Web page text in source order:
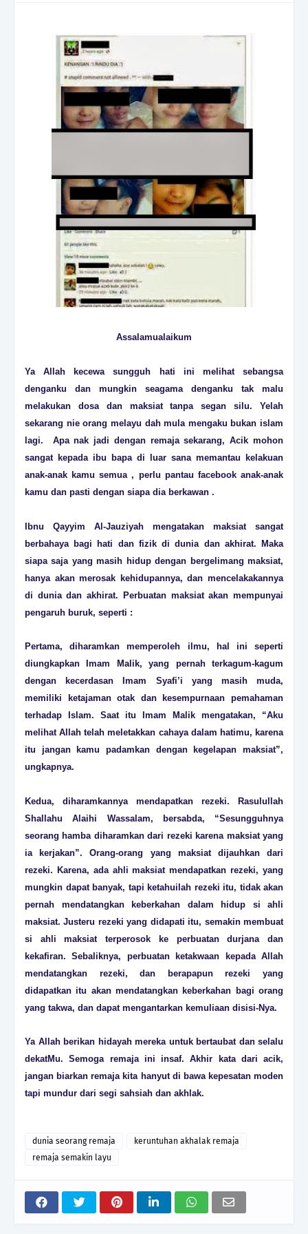
Assalamualaikum
Ya Allah kecewa sungguh hati ini melihat sebangsa
denganku dan mungkin seagama denganku tak malu
melakukan dosa dan maksiat tanpa segan silu. Yelah
sekarang nie orang melayu dah mula mengaku bukan islam
lagi. Apa nak jadi dengan remaja sekarang, Acik mohon
sangat kepada ibu bapa di luar sana memantau kelakuan
anak-anak kamu semua , perlu pantau facebook anak-anak
kamu dan pasti dengan siapa dia berkawan .
Ibnu Qayyim Al-Jauziyah mengatakan maksiat sangat
berbahaya bagi hati dan fizik di dunia dan akhirat. Maka
siapa saja yang masih hidup dengan bergelimang maksiat,
hanya akan merosak kehidupannya, dan mencelakakannya
di dunia dan akhirat. Perbuatan maksiat akan mempunyai
pengaruh buruk, seperti :
Pertama, diharamkan memperoleh ilmu, hal ini seperti
diungkapkan Imam Malik, yang pernah terkagum-kagum
dengan kecerdasan Imam Syafi’i yang masih muda,
memiliki ketajaman otak dan kesempurnaan pemahaman
terhadap Islam. Saat itu Imam Malik mengatakan, “Aku
melihat Allah telah meletakkan cahaya dalam hatimu, karena
itu jangan kamu padamkan dengan kegelapan maksiat”,
ungkapnya.
Kedua, diharamkannya mendapatkan rezeki. Rasulullah
Shallahu Alaihi Wassalam, bersabda, “Sesungguhnya
seorang hamba diharamkan dari rezeki karena maksiat yang
ia kerjakan”. Orang-orang yang maksiat dijauhkan dari
rezeki. Karena, ada ahli maksiat mendapatkan rezeki, yang
mungkin dapat banyak, tapi ketahuilah rezeki itu, tidak akan
pernah mendatangkan keberkahan dalam hidup si ahli
maksiat. Justeru rezeki yang didapati itu, semakin membuat
si ahli maksiat terperosok ke perbuatan durjana dan
kekafiran. Sebaliknya, perbuatan ketakwaan kepada Allah
mendatangkan rezeki, dan berapapun rezeki yang
didapatkan itu akan mendatangkan keberkahan bagi orang
yang takwa, dan dapat mengantarkan kemuliaan disisi-Nya.
Ya Allah berikan hidayah mereka untuk bertaubat dan selalu
dekatMu. Semoga remaja ini insaf. Akhir kata dari acik,
jangan biarkan remaja kita hanyut di bawa kepesatan moden
tapi mundur dari segi sahsiah dan akhlak.
dunia seorang remaja
keruntuhan akhalak remaja
remaja semakin layu